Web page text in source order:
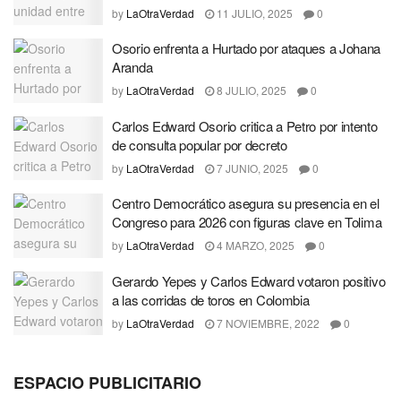
by LaOtraVerdad 11 JULIO, 2025 0
Osorio enfrenta a Hurtado por ataques a Johana
Aranda
by LaOtraVerdad 8 JULIO, 2025 0
Carlos Edward Osorio critica a Petro por intento
de consulta popular por decreto
by LaOtraVerdad 7 JUNIO, 2025 0
Centro Democrático asegura su presencia en el
Congreso para 2026 con figuras clave en Tolima
by LaOtraVerdad 4 MARZO, 2025 0
Gerardo Yepes y Carlos Edward votaron positivo
a las corridas de toros en Colombia
by LaOtraVerdad 7 NOVIEMBRE, 2022 0
ESPACIO PUBLICITARIO